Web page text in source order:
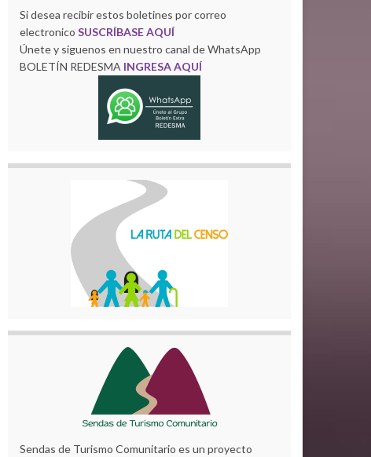
Si desea recibir estos boletines por correo
electronico SUSCRÍBASE AQUÍ
Únete y siguenos en nuestro canal de WhatsApp
BOLETÍN REDESMA INGRESA AQUÍ
Sendas de Turismo Comunitario es un proyecto